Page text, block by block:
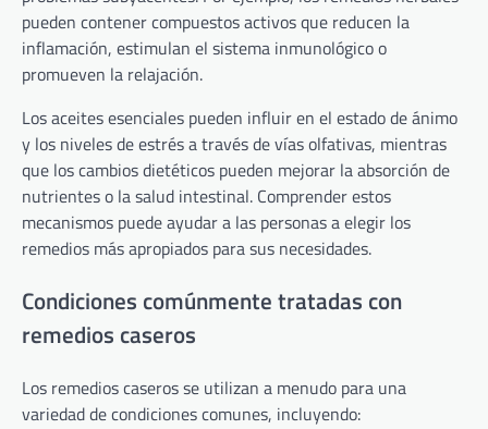
pueden contener compuestos activos que reducen la
inflamación, estimulan el sistema inmunológico o
promueven la relajación.
Los aceites esenciales pueden influir en el estado de ánimo
y los niveles de estrés a través de vías olfativas, mientras
que los cambios dietéticos pueden mejorar la absorción de
nutrientes o la salud intestinal. Comprender estos
mecanismos puede ayudar a las personas a elegir los
remedios más apropiados para sus necesidades.
Condiciones comúnmente tratadas con
remedios caseros
Los remedios caseros se utilizan a menudo para una
variedad de condiciones comunes, incluyendo: